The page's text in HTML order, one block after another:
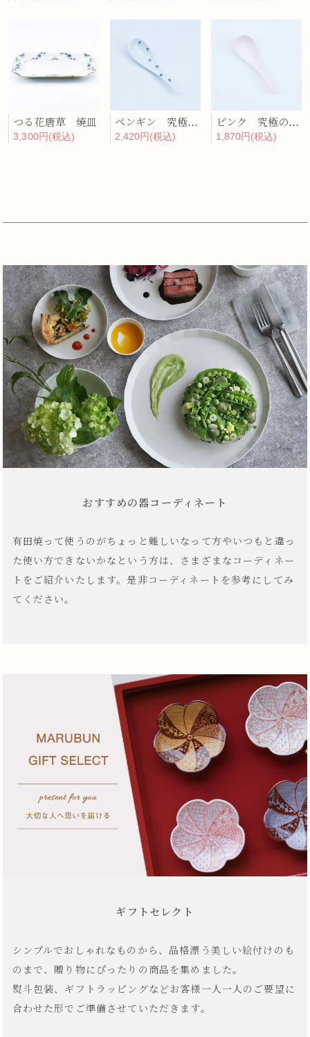
つる花唐草 焼皿
3,300円(税込)
ペンギン 究極のレンゲ
2,420円(税込)
ピンク 究極のレンゲ
1,870円(税込)
おすすめの器コーディネート
有田焼って使うのがちょっと難しいなって方やいつもと違っ
た使い方できないかなという方は、さまざまなコーディネー
トをご紹介いたします。是非コーディネートを参考にしてみ
てください。
ギフトセレクト
シンプルでおしゃれなものから、品格漂う美しい絵付けのも
のまで、贈り物にぴったりの商品を集めました。
熨斗包装、ギフトラッピングなどお客様一人一人のご要望に
合わせた形でご準備させていただきます。